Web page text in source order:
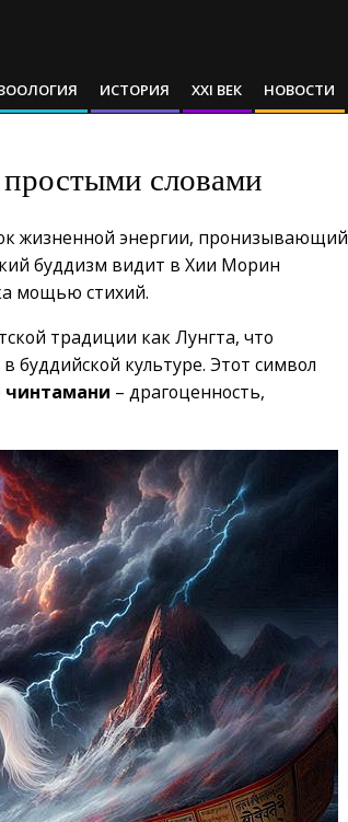
ИСТОРИЯ XXI ВЕК НОВОСТИ
словами
жизненной энергии, пронизывающий
буддизм видит в Хии Морин
мощью стихий.
традиции как Лунгта, что
буддийской культуре. Этот символ
чинтамани – драгоценность,